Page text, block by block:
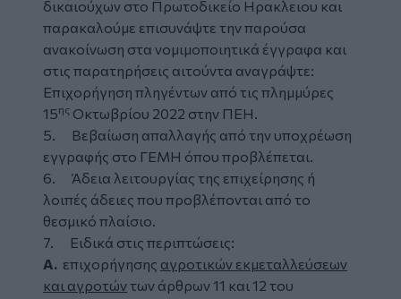
δικαιούχων στο Πρωτοδικείο Ηρακλειου και
παρακαλούμε επισυνάψτε την παρούσα
ανακοίνωση στα νομιμοποιητικά έγγραφα και
στις παρατηρήσεις αιτούντα αναγράψτε:
Επιχορήγηση πληγέντων από τις πλημμύρες
15ης Οκτωβρίου 2022 στην ΠΕΗ.
5. Βεβαίωση απαλλαγής από την υποχρέωση
εγγραφής στο ΓΕΜΗ όπου προβλέπεται.
6. Άδεια λειτουργίας της επιχείρησης ή
λοιπές άδειες που προβλέπονται από το
θεσμικό πλαίσιο.
7. Ειδικά στις περιπτώσεις:
Α. επιχορήγησης αγροτικών εκμεταλλεύσεων
και αγροτών των άρθρων 11 και 12 του